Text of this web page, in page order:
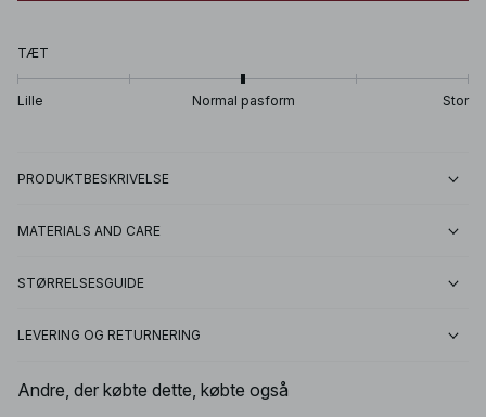
TÆT
Lille Normal pasform Stor
PRODUKTBESKRIVELSE
MATERIALS AND CARE
STØRRELSESGUIDE
LEVERING OG RETURNERING
Andre, der købte dette, købte også